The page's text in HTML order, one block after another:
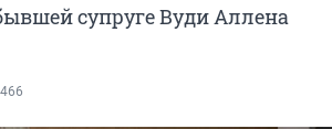
супруге Вуди Аллена
466